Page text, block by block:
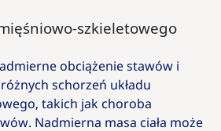
szkieletowego
obciążenie stawów i
schorzeń układu
takich jak choroba
Nadmierna masa ciała może